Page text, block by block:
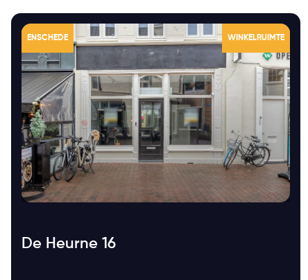
ENSCHEDE WINKELRUIMTE
De Heurne 16